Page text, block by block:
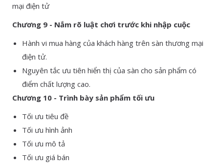
mại điện tử
Chương 9 - Nắm rõ luật chơi trước khi nhập cuộc
Hành vi mua hàng của khách hàng trên sàn thương mại
điện tử.
Nguyên tắc ưu tiên hiển thị của sàn cho sản phẩm có
điểm chất lượng cao.
Chương 10 - Trình bày sản phẩm tối ưu
Tối ưu tiêu đề
Tối ưu hình ảnh
Tối ưu mô tả
Tối ưu giá bán